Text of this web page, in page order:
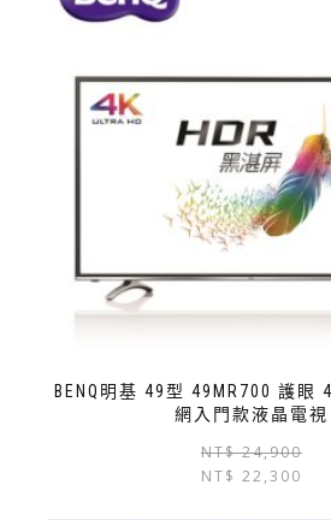
BENQ明基 49型 49MR700 護眼
網入門款液晶電視
NT$24,900
NT$ 22,300